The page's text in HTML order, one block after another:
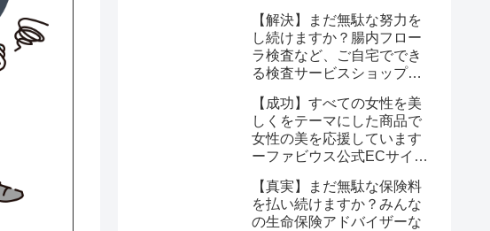
みが解決する
【解決】まだ無駄な努力を
し続けますか？腸内フロー
ラ検査など、ご自宅ででき
る検査サービスショップ
ならたった1回で驚くほど
簡単に悩みが解消する事実
【成功】すべての女性を美
しくをテーマにした商品で
女性の美を応援しています
ーファビウス公式ECサイト
クション金賞の秘密を公開
【真実】まだ無駄な保険料
を払い続けますか？みんな
の生命保険アドバイザーな